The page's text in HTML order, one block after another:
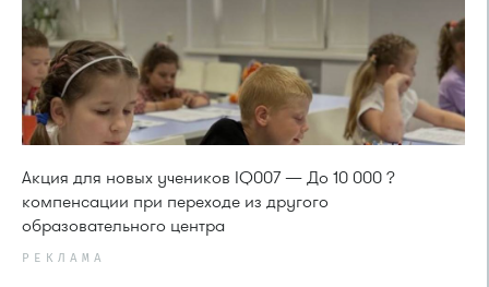
Акция для новых учеников IQ007 — До 10 000 ?
компенсации при переходе из другого
образовательного центра
РЕКЛАМА